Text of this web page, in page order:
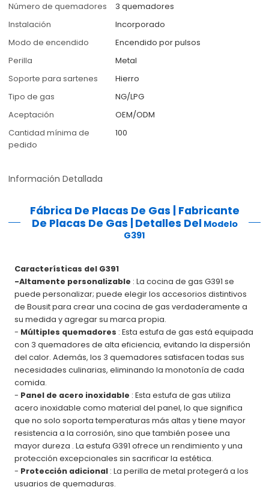
Número de quemadores
3 quemadores
Instalación
Incorporado
Modo de encendido
Encendido por pulsos
Perilla
Metal
Soporte para sartenes
Hierro
Tipo de gas
NG/LPG
Aceptación
OEM/ODM
Cantidad mínima de
pedido
100
Información Detallada
Fábrica De Placas De Gas | Fabricante
De Placas De Gas |Detalles Del Modelo
G391
Características del G391
-Altamente personalizable : La cocina de gas G391 se
puede personalizar; puede elegir los accesorios distintivos
de Bousit para crear una cocina de gas verdaderamente a
su medida y agregar su marca propia.
- Múltiples quemadores : Esta estufa de gas está equipada
con 3 quemadores de alta eficiencia, evitando la dispersión
del calor. Además, los 3 quemadores satisfacen todas sus
necesidades culinarias, eliminando la monotonía de cada
comida.
- Panel de acero inoxidable : Esta estufa de gas utiliza
acero inoxidable como material del panel, lo que significa
que no solo soporta temperaturas más altas y tiene mayor
resistencia a la corrosión, sino que también posee una
mayor dureza . La estufa G391 ofrece un rendimiento y una
protección excepcionales sin sacrificar la estética.
- Protección adicional : La perilla de metal protegerá a los
usuarios de quemaduras.